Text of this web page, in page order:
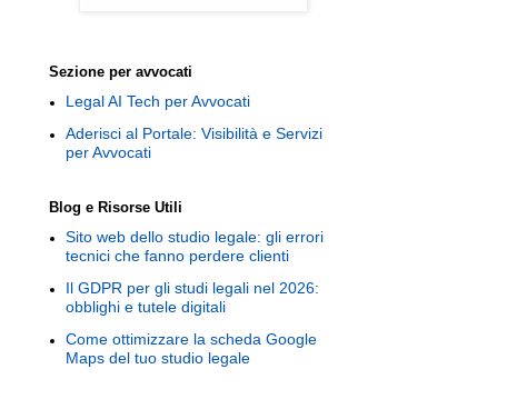
Sezione per avvocati
Legal AI Tech per Avvocati
Aderisci al Portale: Visibilità e Servizi
per Avvocati
Blog e Risorse Utili
Sito web dello studio legale: gli errori
tecnici che fanno perdere clienti
Il GDPR per gli studi legali nel 2026:
obblighi e tutele digitali
Come ottimizzare la scheda Google
Maps del tuo studio legale